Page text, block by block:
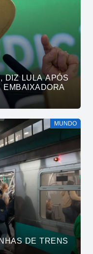
DIZ LULA APÓS
EMBAIXADORA
MUNDO
DE TRENS